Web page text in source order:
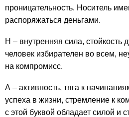
проницательность. Носитель
распоряжаться деньгами.
Н – внутренняя сила, стойкость
человек избирателен во всем,
на компромисс.
А – активность, тяга к
успеха в жизни, стремление к
с этой буквой обладает силой и